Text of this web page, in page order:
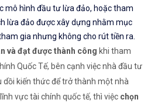
mô hình đầu tư lừa đảo, hoặc tham
lừa đảo được xây dựng nhằm mục
gia nhưng không cho rút tiền ra.
và đạt được thành công khi tham
Quốc Tế, bên cạnh việc nhà đầu tư
dồi kiến thức để trở thành một nhà
vực tài chính quốc tế, thì việc chọn